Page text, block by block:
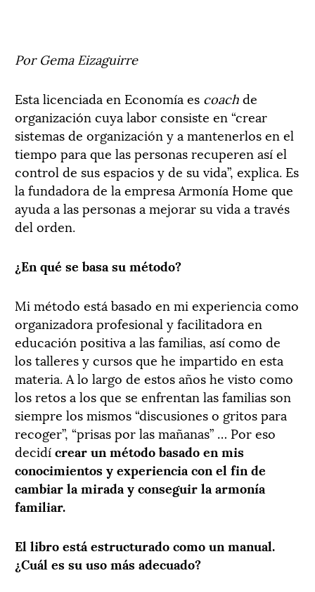
Por Gema Eizaguirre
Esta licenciada en Economía es coachde
organización cuya labor consiste en “crear
sistemas de organización y a mantenerlos en el
tiempo para que las personas recuperen así el
control de sus espacios y de su vida”, explica. Es
la fundadora de la empresa Armonía Home que
ayuda a las personas a mejorar su vida a través
del orden.
¿En qué se basa su método?
Mi método está basado en mi experiencia como
organizadora profesional y facilitadora en
educación positiva a las familias, así como de
los talleres y cursos que he impartido en esta
materia. A lo largo de estos años he visto como
los retos a los que se enfrentan las familias son
siempre los mismos “discusiones o gritos para
recoger”, “prisas por las mañanas” … Por eso
decidícrear un método basado en mis
conocimientos y experiencia con el fin de
cambiar la mirada y conseguir la armonía
familiar.
El libro está estructurado como un manual.
¿Cuál es su uso más adecuado?